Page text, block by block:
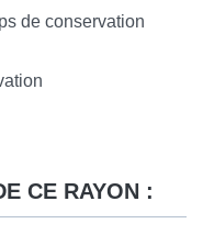
de conservation
CE RAYON :